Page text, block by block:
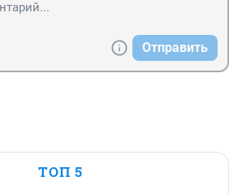
Отправить
ТОП 5